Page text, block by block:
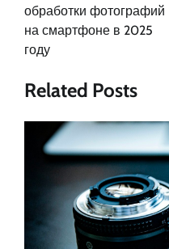
обработки фотографий
на смартфоне в 2025
году
Related Posts